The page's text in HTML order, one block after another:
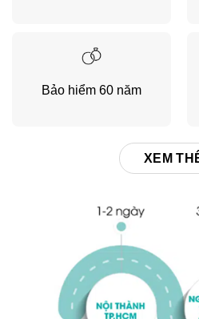
Bảo hiểm 60 năm
XEM